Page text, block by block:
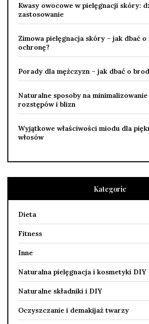
Kwasy owocowe w pielęgnacji skóry:
zastosowanie
Zimowa pielęgnacja skóry – jak dbać o
ochronę?
Porady dla mężczyzn – jak dbać o
Naturalne sposoby na
rozstępów i blizn
Wyjątkowe właściwości miodu dla
włosów
Kategorie
Dieta
Fitness
Inne
Naturalna pielęgnacja i kosmetyki DIY
Naturalne składniki i DIY
Oczyszczanie i demakijaż twarzy